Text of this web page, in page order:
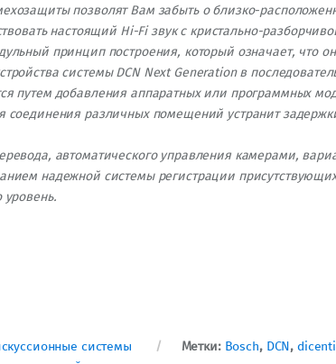
позволят Вам забыть о близко-
настоящий Hi-Fi звук с кристально-
принцип построения, который означает,
системы DCN Next Generation в
путем добавления аппаратных или программных
соединения различных помещений устранит
автоматического управления камерами,
надежной системы регистрации
системы Метки: Bosch, DCN,